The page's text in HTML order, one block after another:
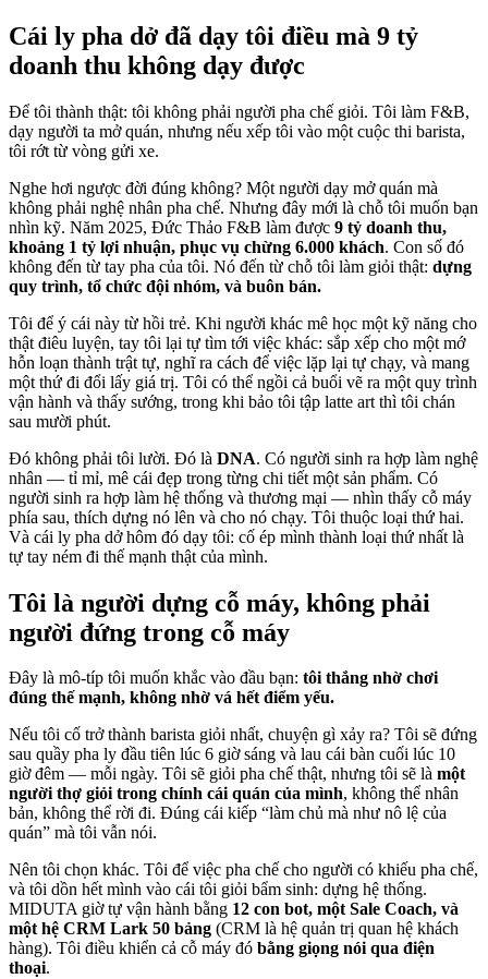
Cái ly pha dở đã dạy tôi điều mà 9 tỷ
doanh thu không dạy được
Để tôi thành thật: tôi không phải người pha chế giỏi. Tôi làm F&B,
dạy người ta mở quán, nhưng nếu xếp tôi vào một cuộc thi barista,
tôi rớt từ vòng gửi xe.
Nghe hơi ngược đời đúng không? Một người dạy mở quán mà
không phải nghệ nhân pha chế. Nhưng đây mới là chỗ tôi muốn bạn
nhìn kỹ. Năm 2025, Đức Thảo F&B làm được 9 tỷ doanh thu,
khoảng 1 tỷ lợi nhuận, phục vụ chừng 6.000 khách. Con số đó
không đến từ tay pha của tôi. Nó đến từ chỗ tôi làm giỏi thật: dựng
quy trình, tổ chức đội nhóm, và buôn bán.
Tôi để ý cái này từ hồi trẻ. Khi người khác mê học một kỹ năng cho
thật điêu luyện, tay tôi lại tự tìm tới việc khác: sắp xếp cho một mớ
hỗn loạn thành trật tự, nghĩ ra cách để việc lặp lại tự chạy, và mang
một thứ đi đổi lấy giá trị. Tôi có thể ngồi cả buổi vẽ ra một quy trình
vận hành và thấy sướng, trong khi bảo tôi tập latte art thì tôi chán
sau mười phút.
Đó không phải tôi lười. Đó là DNA. Có người sinh ra hợp làm nghệ
nhân — tỉ mỉ, mê cái đẹp trong từng chi tiết một sản phẩm. Có
người sinh ra hợp làm hệ thống và thương mại — nhìn thấy cỗ máy
phía sau, thích dựng nó lên và cho nó chạy. Tôi thuộc loại thứ hai.
Và cái ly pha dở hôm đó dạy tôi: cố ép mình thành loại thứ nhất là
tự tay ném đi thế mạnh thật của mình.
Tôi là người dựng cỗ máy, không phải
người đứng trong cỗ máy
Đây là mô-típ tôi muốn khắc vào đầu bạn: tôi thắng nhờ chơi
đúng thế mạnh, không nhờ vá hết điểm yếu.
Nếu tôi cố trở thành barista giỏi nhất, chuyện gì xảy ra? Tôi sẽ đứng
sau quầy pha ly đầu tiên lúc 6 giờ sáng và lau cái bàn cuối lúc 10
giờ đêm — mỗi ngày. Tôi sẽ giỏi pha chế thật, nhưng tôi sẽ là một
người thợ giỏi trong chính cái quán của mình, không thể nhân
bản, không thể rời đi. Đúng cái kiếp “làm chủ mà như nô lệ của
quán” mà tôi vẫn nói.
Nên tôi chọn khác. Tôi để việc pha chế cho người có khiếu pha chế,
và tôi dồn hết mình vào cái tôi giỏi bẩm sinh: dựng hệ thống.
MIDUTA giờ tự vận hành bằng 12 con bot, một Sale Coach, và
một hệ CRM Lark 50 bảng (CRM là hệ quản trị quan hệ khách
hàng). Tôi điều khiển cả cỗ máy đó bằng giọng nói qua điện
thoại.